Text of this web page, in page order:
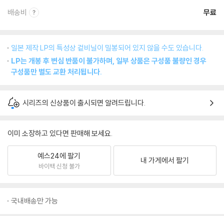
배송비 무료
일본 제작 LP의 특성상 겉비닐이 밀봉되어 있지 않을 수도 있습니다.
LP는 개봉 후 변심 반품이 불가하며, 일부 상품은 구성품 불량인 경우
구성품만 별도 교환 처리됩니다.
시리즈의 신상품이 출시되면 알려드립니다.
이미 소장하고 있다면 판매해 보세요.
예스24에 팔기
바이백 신청 불가
내 가게에서 팔기
국내배송만 가능